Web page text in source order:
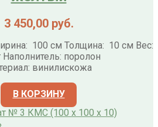
3 450,00 руб.
100 см Толщина: 10 см Вес:
Наполнитель: поролон
винилискожа
В КОРЗИНУ